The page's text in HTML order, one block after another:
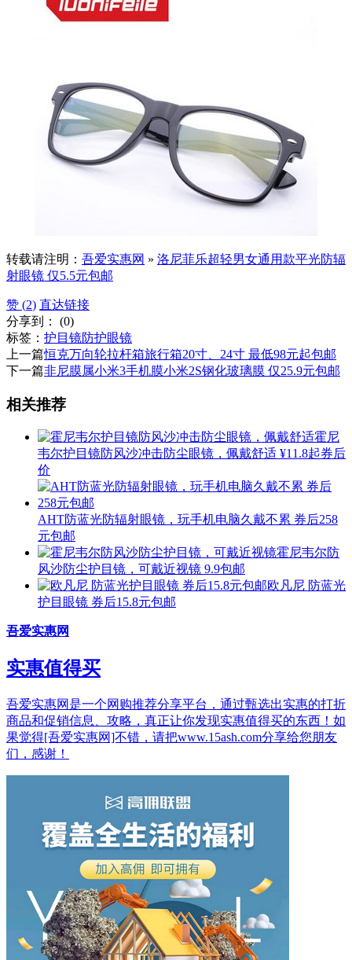
转载请注明： 吾爱实惠网 » 洛尼菲乐超轻男女通用款平光防辐
射眼镜 仅5.5元包邮
赞 (2) 直达链接
分享到： (0)
标签： 护目镜防护眼镜
上一篇恒克万向轮拉杆箱旅行箱20寸、24寸 最低98元起包邮
下一篇非尼膜属小米3手机膜小米2S钢化玻璃膜 仅25.9元包邮
相关推荐
霍尼
韦尔护目镜防风沙冲击防尘眼镜，佩戴舒适 ¥11.8起券后
价
AHT防蓝光防辐射眼镜，玩手机电脑久戴不累 券后258
元包邮
霍尼韦尔防
风沙防尘护目镜，可戴近视镜 9.9包邮
欧凡尼 防蓝光
护目眼镜 券后15.8元包邮
吾爱实惠网
实惠值得买
吾爱实惠网是一个网购推荐分享平台，通过甄选出实惠的打折
商品和促销信息、攻略，真正让你发现实惠值得买的东西！如
果觉得[吾爱实惠网]不错，请把www.15ash.com分享给您朋友
们，感谢！